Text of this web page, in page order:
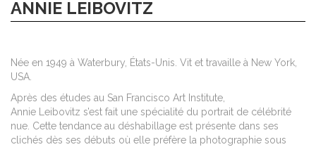
ANNIE LEIBOVITZ
Née en 1949 à Waterbury, États-Unis. Vit et travaille à New York,
USA.
Après des études au San Francisco Art Institute,
Annie Leibovitz s’est fait une spécialité du portrait de célébrité
nue. Cette tendance au déshabillage est présente dans ses
clichés dès ses débuts où elle préfère la photographie sous